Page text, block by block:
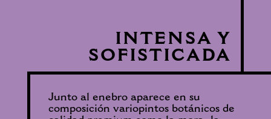
INTENSA Y
SOFISTICADA
Junto al enebro aparece en su
composición variopintos botánicos de